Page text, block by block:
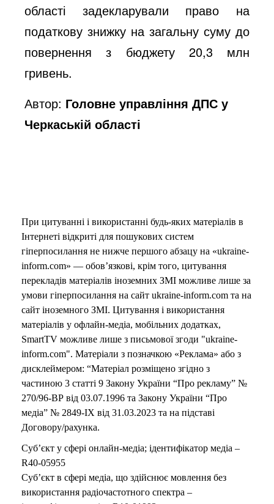
області задекларували право на
податкову знижку на загальну суму до
повернення з бюджету 20,3 млн
гривень.
Автор: Головне управління ДПС у
Черкаській області
При цитуванні і використанні будь-яких матеріалів в
Інтернеті відкриті для пошукових систем
гіперпосилання не нижче першого абзацу на «ukraine-
inform.com» — обов’язкові, крім того, цитування
перекладів матеріалів іноземних ЗМІ можливе лише за
умови гіперпосилання на сайт ukraine-inform.com та на
сайт іноземного ЗМІ. Цитування і використання
матеріалів у офлайн-медіа, мобільних додатках,
SmartTV можливе лише з письмової згоди "ukraine-
inform.com". Матеріали з позначкою «Реклама» або з
дисклеймером: “Матеріал розміщено згідно з
частиною 3 статті 9 Закону України “Про рекламу” №
270/96-ВР від 03.07.1996 та Закону України “Про
медіа” № 2849-IX від 31.03.2023 та на підставі
Договору/рахунка.
Суб’єкт у сфері онлайн-медіа; ідентифікатор медіа –
R40-05955
Суб’єкт в сфері медіа, що здійснює мовлення без
використання радіочастотного спектра –